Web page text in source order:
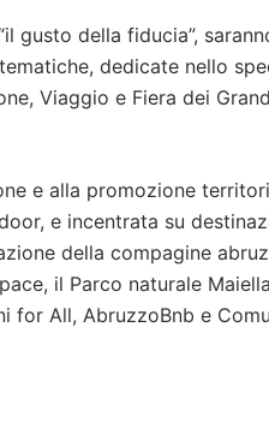
gusto della fiducia”,
dedicate nello
Viaggio e Fiera dei
e alla promozione
e incentrata su
della compagine
il Parco naturale
for All, AbruzzoBnb e